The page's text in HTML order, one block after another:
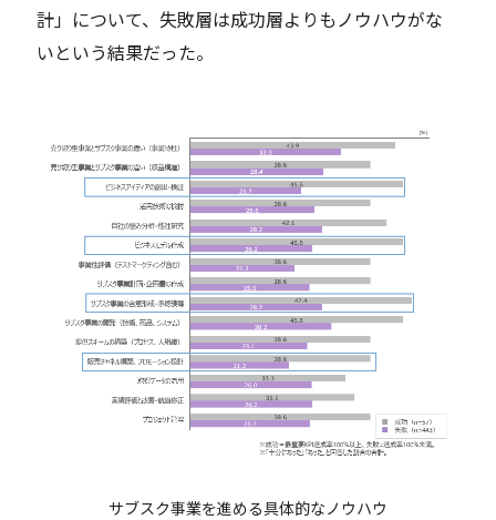
計」について、失敗層は成功層よりもノウハウがな
いという結果だった。
サブスク事業を進める具体的なノウハウ